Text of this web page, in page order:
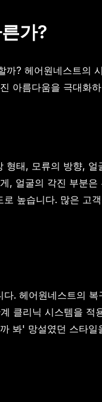
가?
? 헤어원네스트
아름다움을 극대화
태, 모류의 방향,
, 얼굴의 각진 부분
높습니다. 많은
. 헤어원네스트의
클리닉 시스템을
봐' 망설였던 스타